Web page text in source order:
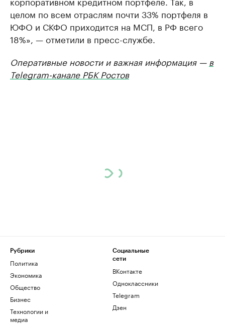
целом по всем отраслям почти 33% портфеля в
ЮФО и СКФО приходится на МСП, в РФ всего
18%», — отметили в пресс-службе.
Оперативные новости и важная информация — в
Telegram-канале РБК Ростов
Рубрики
Политика
Экономика
Общество
Бизнес
Технологии и
медиа
Социальные
сети
ВКонтакте
Одноклассники
Telegram
Дзен